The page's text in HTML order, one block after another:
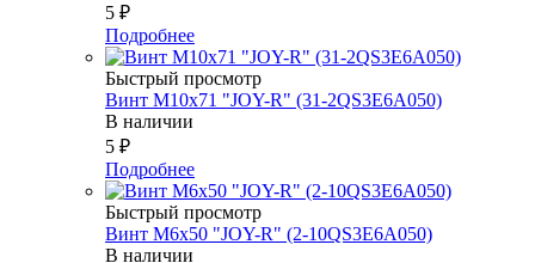
5 ₽
Подробнее
Быстрый просмотр
Винт М10х71 "JOY-R" (31-2QS3E6A050)
В наличии
5 ₽
Подробнее
Быстрый просмотр
Винт М6х50 "JOY-R" (2-10QS3E6A050)
В наличии